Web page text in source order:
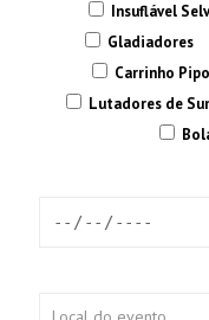
Insuflável
Gladiadores
Carrinho
Lutadores de